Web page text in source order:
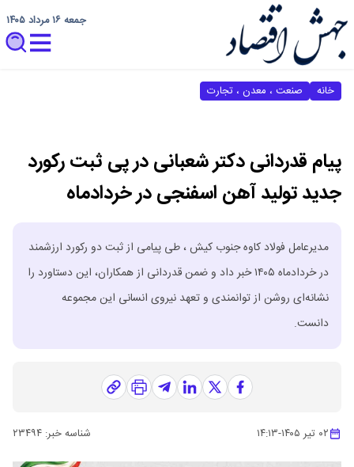
جمعه ۱۶ مرداد ۱۴۰۵
خانه صنعت ، معدن ، تجارت
پیام قدردانی دکتر شعبانی در پی ثبت رکورد
جدید تولید آهن اسفنجی در خردادماه
مدیرعامل فولاد کاوه جنوب کیش ، طی پیامی از ثبت دو رکورد ارزشمند
در خردادماه ۱۴۰۵ خبر داد و ضمن قدردانی از همکاران، این دستاورد را
نشانه‌ای روشن از توانمندی و تعهد نیروی انسانی این مجموعه
دانست.
۰۲ تیر ۱۴۰۵ -۱۴:۱۳ شناسه خبر: ۲۳۴۹۴